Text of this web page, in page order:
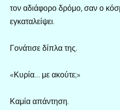
τον αδιάφορο δρόμο, σαν ο
εγκαταλείψει.
Γονάτισε δίπλα της.
«Κυρία… με ακούτε;»
Καμία απάντηση.